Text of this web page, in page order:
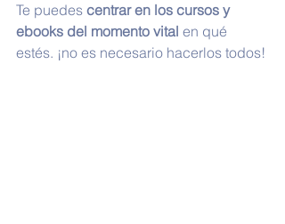
Te puedes centrar en los cursos y
ebooks del momento vital en qué
estés. ¡no es necesario hacerlos todos!